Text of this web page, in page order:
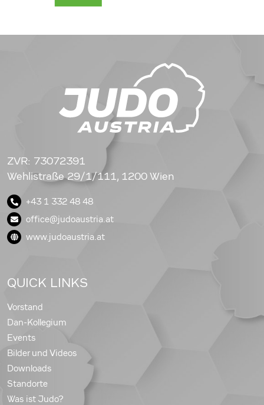
ZVR: 73072391
Wehlistraße 29/1/111, 1200 Wien
+43 1 332 48 48
office@judoaustria.at
www.judoaustria.at
QUICK LINKS
Vorstand
Dan-Kollegium
Events
Bilder und Videos
Downloads
Standorte
Was ist Judo?